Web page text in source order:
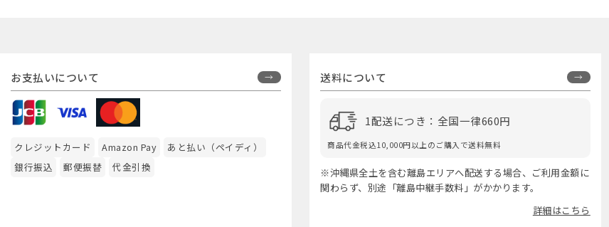
お支払いについて
クレジットカード Amazon Pay
あと払い（ペイディ）
銀行振込
郵便振替 代金引換
送料について
1配送につき：全国一律660円
商品代金税込10,000円以上のご購入で送料無料
※沖縄県全土を含む離島エリアへ配送する場合、ご利用金額に
関わらず、別途「離島中継手数料」がかかります。
詳細はこちら